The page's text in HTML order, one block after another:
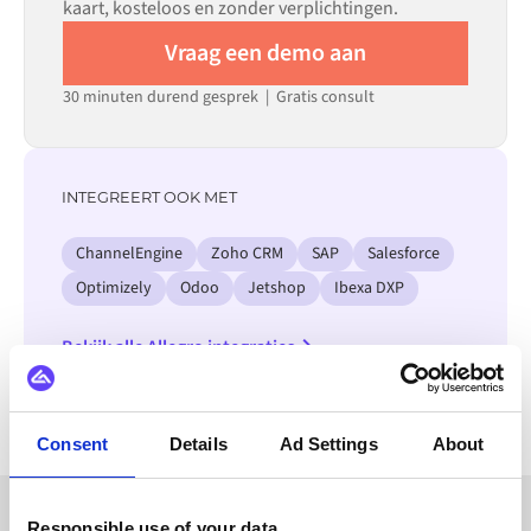
Consent Details Ad Settings About
kaart, kosteloos en zonder verplichtingen.
Vraag een demo aan
30 minuten durend gesprek | Gratis consult
INTEGREERT OOK MET
ChannelEngine Zoho CRM SAP
Salesforce
Optimizely
Odoo Jetshop Ibexa DXP
Bekijk alle Allegro integraties